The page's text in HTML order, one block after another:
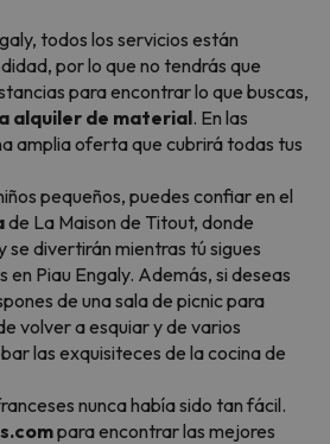
todos los servicios están
por lo que no tendrás que
para encontrar lo que buscas,
alquiler de material. En las
amplia oferta que cubrirá todas tus
pequeños, puedes confiar en el
de La Maison de Titout, donde
se divertirán mientras tú sigues
Piau Engaly. Además, si deseas
de una sala de picnic para
volver a esquiar y de varios
las exquisiteces de la cocina de
nunca había sido tan fácil.
para encontrar las mejores